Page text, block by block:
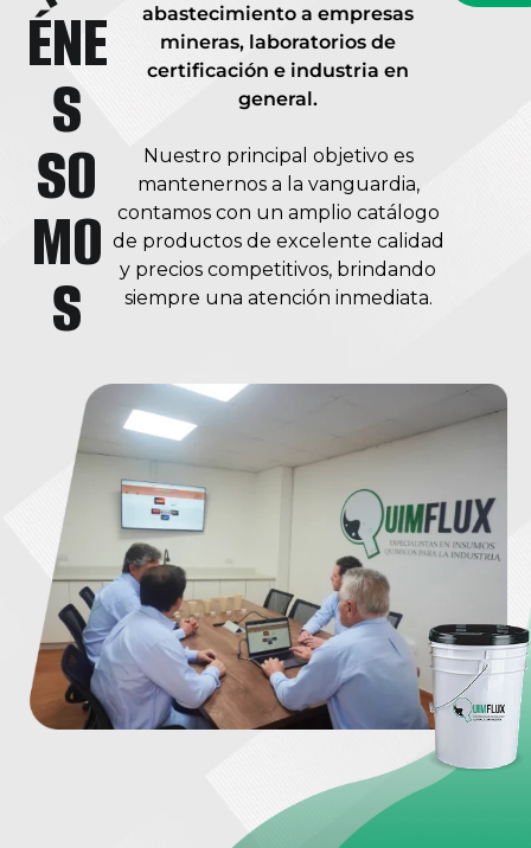
ÉNE
S
SO
MO
S
abastecimiento a empresas
mineras, laboratorios de
certificación e industria en
general.
Nuestro principal objetivo es
mantenernos a la vanguardia,
contamos con un amplio catálogo
de productos de excelente calidad
y precios competitivos, brindando
siempre una atención inmediata.